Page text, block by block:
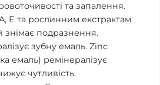
та запалення.
E та рослинним екстрактам
знімає подразнення.
зубну емаль. Zinc
емаль) ремінералізує
чутливість.